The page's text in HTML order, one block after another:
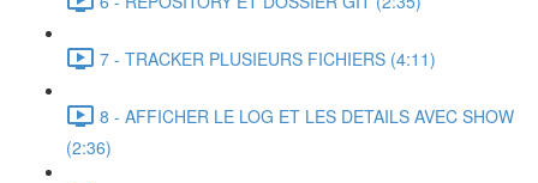
7 - TRACKER PLUSIEURS FICHIERS (4:11)
8 - AFFICHER LE LOG ET LES DETAILS AVEC SHOW
(2:36)